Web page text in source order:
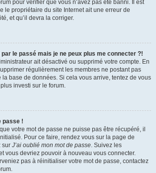
pour vérifier que vous n’avez pas été banni. Il est
le propriétaire du site Internet ait une erreur de
et qu’il devra la corriger.
le passé mais je ne peux plus me connecter ?!
ait désactivé ou supprimé votre compte. En
régulièrement les membres ne postant pas
base de données. Si cela vous arrive, tentez de vous
investi sur le forum.
passe !
votre mot de passe ne puisse pas être récupéré, il
Pour ce faire, rendez vous sur la page de
sur J’ai oublié mon mot de passe. Suivez les
vous devriez pouvoir à nouveau vous connecter.
pas à réinitialiser votre mot de passe, contactez